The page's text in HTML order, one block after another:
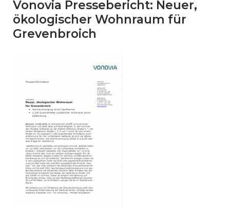
Vonovia Pressebericht: Neuer,
ökologischer Wohnraum für
Grevenbroich